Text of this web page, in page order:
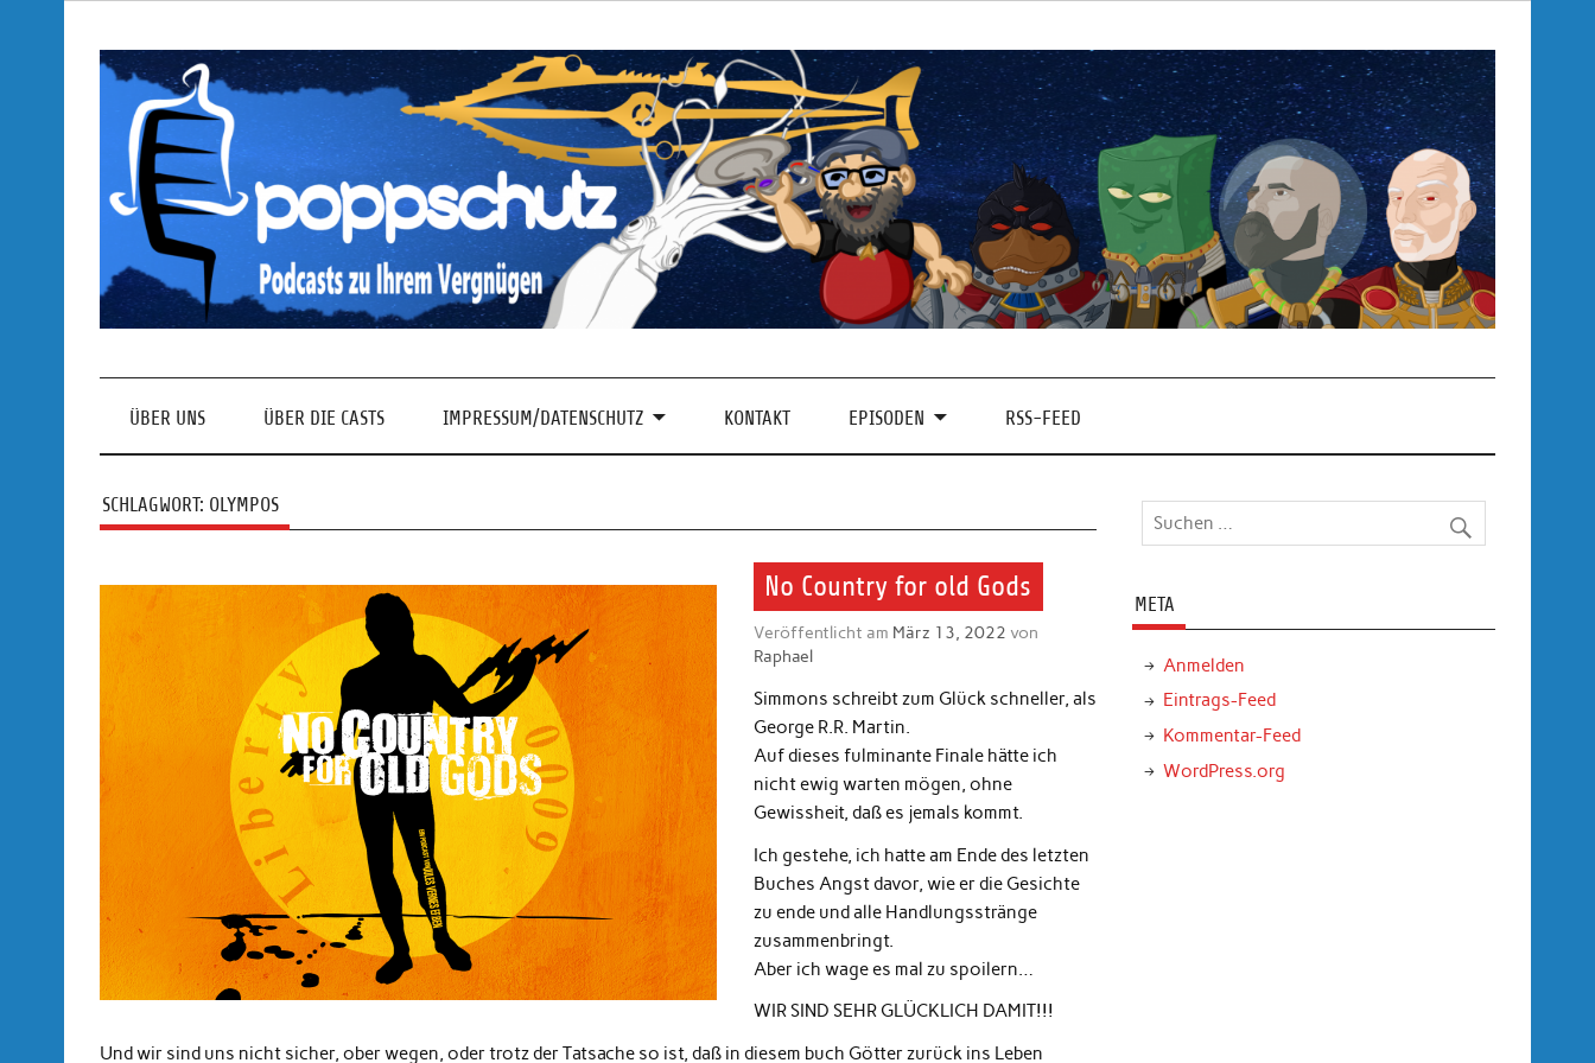
Podcasts zu Ihrem Vergnügen
ÜBER UNS ÜBER DIE CASTS IMPRESSUM/DATENSCHUTZ KONTAKT EPISODEN RSS-FEED
SCHLAGWORT: OLYMPOS
No Country for old Gods
Veröffentlicht am März 13, 2022 von
Raphael
Simmons schreibt zum Glück schneller, als
George R.R. Martin.
Auf dieses fulminante Finale hätte ich
nicht ewig warten mögen, ohne
Gewissheit, daß es jemals kommt.
Ich gestehe, ich hatte am Ende des letzten
Buches Angst davor, wie er die Gesichte
zu ende und alle Handlungsstränge
zusammenbringt.
Aber ich wage es mal zu spoilern…
WIR SIND SEHR GLÜCKLICH DAMIT!!!
Und wir sind uns nicht sicher, ober wegen, oder trotz der Tatsache so ist, daß in diesem buch Götter zurück ins Leben
META
Anmelden
Eintrags-Feed
Kommentar-Feed
WordPress.org